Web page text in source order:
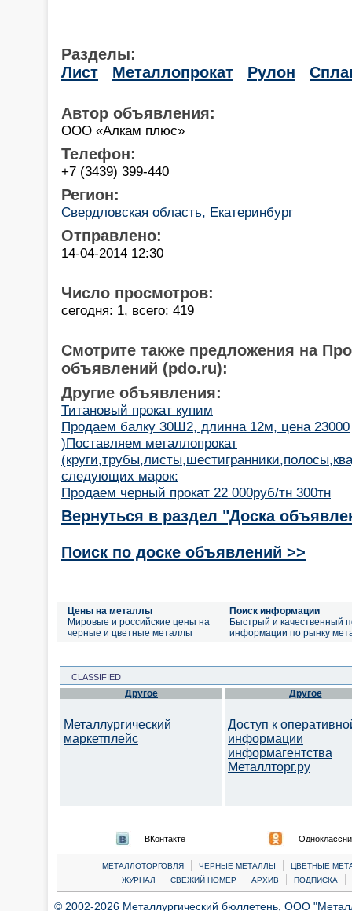
Разделы:
Лист
Металлопрокат Рулон
Автор объявления:
ООО «Алкам плюс»
Телефон:
+7 (3439) 399-440
Регион:
Свердловская область, Екатеринбург
Отправлено:
14-04-2014 12:30
Число просмотров:
сегодня: 1, всего: 419
Смотрите также предложения на
объявлений (pdo.ru):
Другие объявления:
Титановый прокат купим
Продаем балку 30Ш2, длинна 12м, цена 23000
)Поставляем металлопрокат
следующих марок:
Продаем черный прокат 22 000руб/тн 300тн
Вернуться в раздел "Доска
Поиск по доске объявлений >>
Цены на металлы
Мировые и российские цены на
черные и цветные металлы
Поиск информации
Быстрый и качественный
информации по рынку
CLASSIFIED
Другое
Металлургический
маркетплейс
Другое
Доступ к
информации
информагентства
Металлторг.ру
ВКонтакте
МЕТАЛЛОТОРГОВЛЯ | ЧЕРНЫЕ МЕТАЛЛЫ |
ЦВЕТНЫЕ
ЖУРНАЛ
| СВЕЖИЙ НОМЕР | АРХИВ | ПОДПИСКА |
© 2002-2026 Металлургический бюллетень, ООО